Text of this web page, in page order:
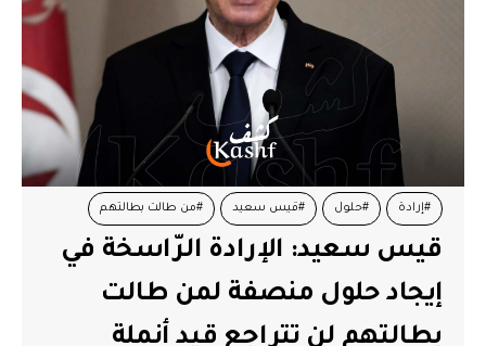
#إرادة #حلول #قيس سعيد #من طالت بطالتهم
قيس سعيد: الإرادة الرّاسخة في
إيجاد حلول منصفة لمن طالت
بطالتهم لن تتراجع قيد أنملة